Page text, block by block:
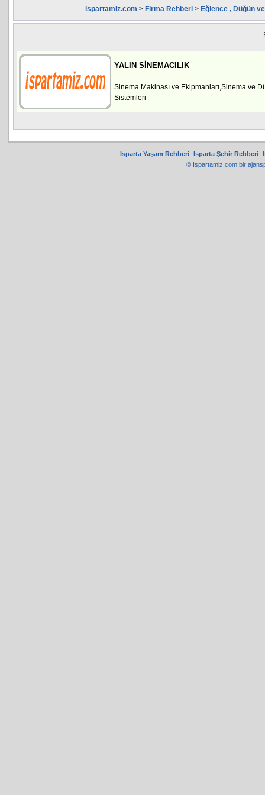
ispartamiz.com > Firma Rehberi > Eğlence , Düğün
YALIN SİNEMACILIK
Sinema Makinası ve Ekipmanları,Sinema ve
Sistemleri
Isparta Yaşam Rehberi- Isparta Şehir Rehberi-
© Ispartamiz.com bir